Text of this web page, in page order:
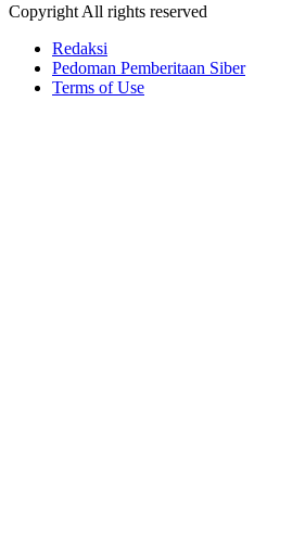
Copyright All rights reserved
Redaksi
Pedoman Pemberitaan Siber
Terms of Use